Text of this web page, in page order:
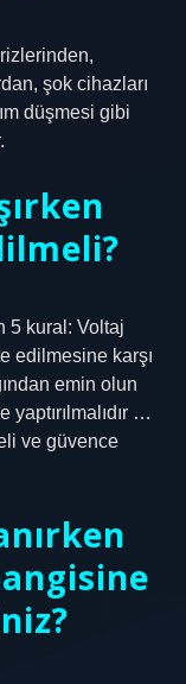
şok cihazları
düşmesi gibi
5 kural: Voltaj
edilmesine karşı
emin olun
…
ve güvence